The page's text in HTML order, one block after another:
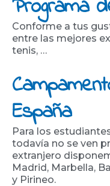
Programa
Conforme a tus
entre las mejores
tenis, …
España
Para los
todavía no se ven
extranjero
Madrid, Marbella,
y Pirineo.